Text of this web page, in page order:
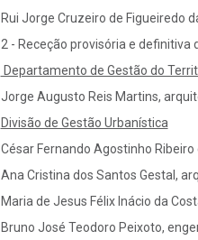
Rui Jorge Cruzeiro de Figueiredo
2 - Receção provisória e definitiva
Departamento de Gestão do
Jorge Augusto Reis Martins,
Divisão de Gestão Urbanística
César Fernando Agostinho
Ana Cristina dos Santos Gestal,
Maria de Jesus Félix Inácio da
Bruno José Teodoro Peixoto,